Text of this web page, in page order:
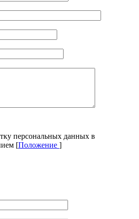
персональных данных в
[Положение ]